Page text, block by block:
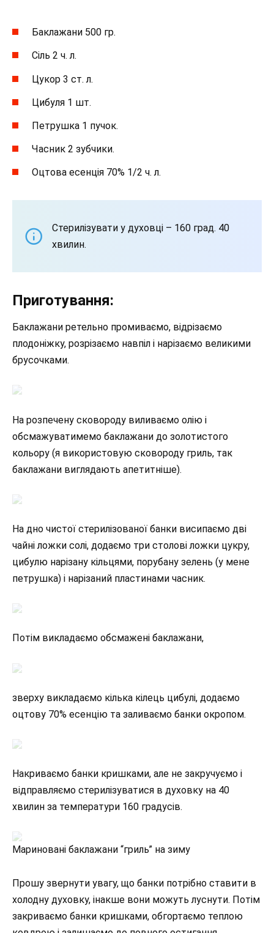
Баклажани 500 гр.
Сіль 2 ч. л.
Цукор 3 ст. л.
Цибуля 1 шт.
Петрушка 1 пучок.
Часник 2 зубчики.
Оцтова есенція 70% 1/2 ч. л.
Стерилізувати у духовці – 160 град. 40
хвилин.
Приготування:
Баклажани ретельно промиваємо, відрізаємо
плодоніжку, розрізаємо навпіл і нарізаємо великими
брусочками.
На розпечену сковороду виливаємо олію і
обсмажуватимемо баклажани до золотистого
кольору (я використовую сковороду гриль, так
баклажани виглядають апетитніше).
На дно чистої стерилізованої банки висипаємо дві
чайні ложки солі, додаємо три столові ложки цукру,
цибулю нарізану кільцями, порубану зелень (у мене
петрушка) і нарізаний пластинами часник.
Потім викладаємо обсмажені баклажани,
зверху викладаємо кілька кілець цибулі, додаємо
оцтову 70% есенцію та заливаємо банки окропом.
Накриваємо банки кришками, але не закручуємо і
відправляємо стерилізуватися в духовку на 40
хвилин за температури 160 градусів.
Мариновані баклажани “гриль” на зиму
Прошу звернути увагу, що банки потрібно ставити в
холодну духовку, інакше вони можуть луснути. Потім
закриваємо банки кришками, обгортаємо теплою